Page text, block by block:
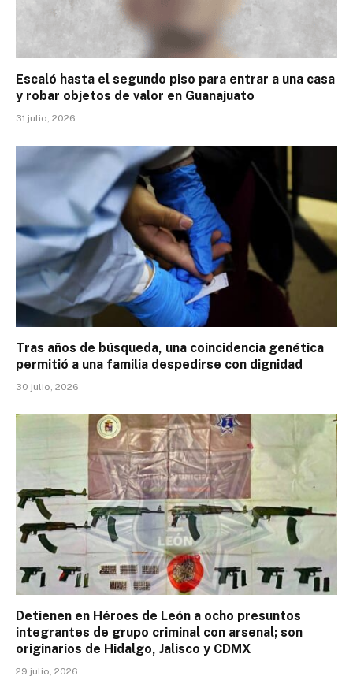
Escaló hasta el segundo piso para entrar a una casa
y robar objetos de valor en Guanajuato
31 julio, 2026
Tras años de búsqueda, una coincidencia genética
permitió a una familia despedirse con dignidad
30 julio, 2026
Detienen en Héroes de León a ocho presuntos
integrantes de grupo criminal con arsenal; son
originarios de Hidalgo, Jalisco y CDMX
29 julio, 2026